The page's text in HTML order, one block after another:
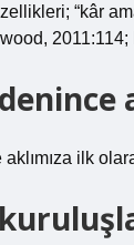
“kâr
ilk